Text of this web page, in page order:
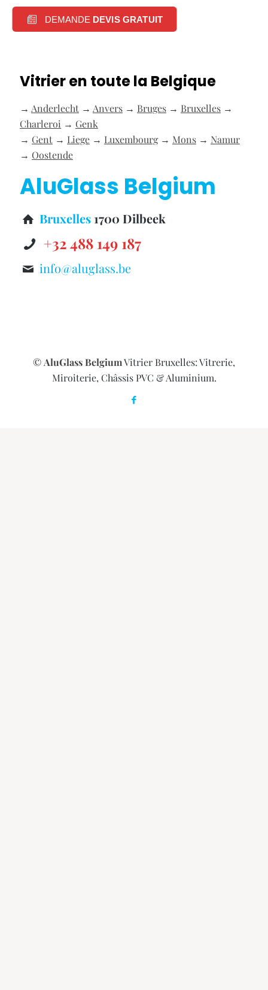
DEMANDE DEVIS GRATUIT
Vitrier en toute la Belgique
→ Anderlecht → Anvers → Bruges → Bruxelles →
Charleroi → Genk
→ Gent → Liege → Luxembourg→ Mons → Namur
→ Oostende
AluGlass Belgium
Bruxelles 1700 Dilbeek
+32 488 149 187
info@aluglass.be
© AluGlass BelgiumVitrier Bruxelles: Vitrerie,
Miroiterie, Châssis PVC & Aluminium.